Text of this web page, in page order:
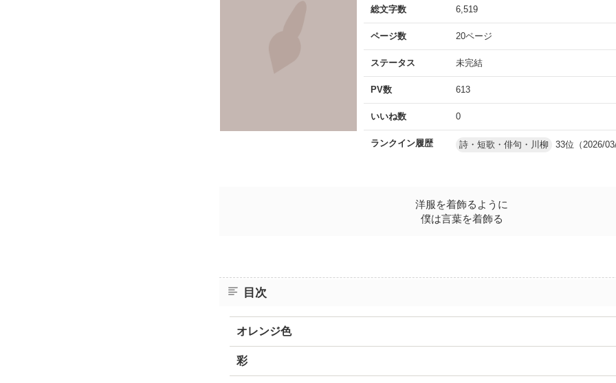
総文字数 6,519
ページ数 20ページ
ステータス 未完結
PV数 613
いいね数 0
ランクイン履歴 詩・短歌・俳句・川柳 33位（2026/
洋服を着飾るように
僕は言葉を着飾る
目次
オレンジ色
彩